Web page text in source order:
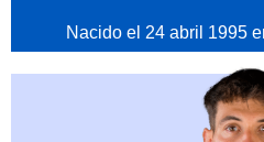
Nacido el 24 abril 1995